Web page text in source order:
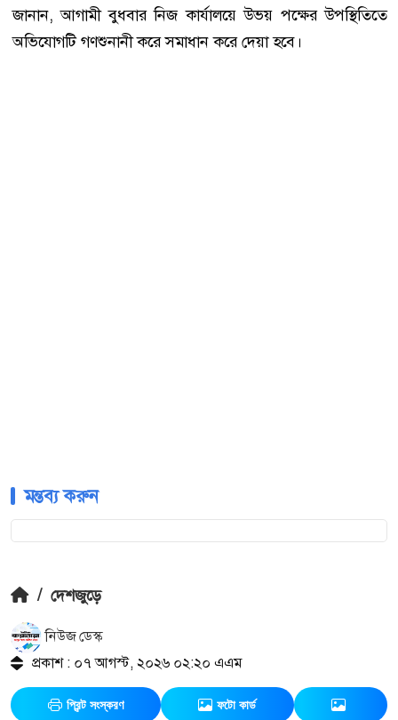
জানান, আগামী বুধবার নিজ কার্যালয়ে উভয় পক্ষের উপস্থিতিতে
অভিযোগটি গণশুনানী করে সমাধান করে দেয়া হবে।
মন্তব্য করুন
/ দেশজুড়ে
নিউজ ডেস্ক
প্রকাশ : ০৭ আগস্ট, ২০২৬ ০২:২০ এএম
প্রিন্ট সংস্করণ ফটো কার্ড